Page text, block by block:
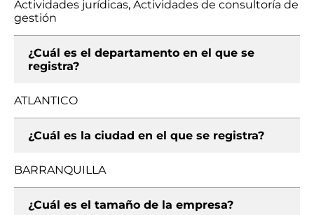
Actividades jurídicas, Actividades de consultoría de
gestión
¿Cuál es el departamento en el que se
registra?
ATLANTICO
¿Cuál es la ciudad en el que se registra?
BARRANQUILLA
¿Cuál es el tamaño de la empresa?